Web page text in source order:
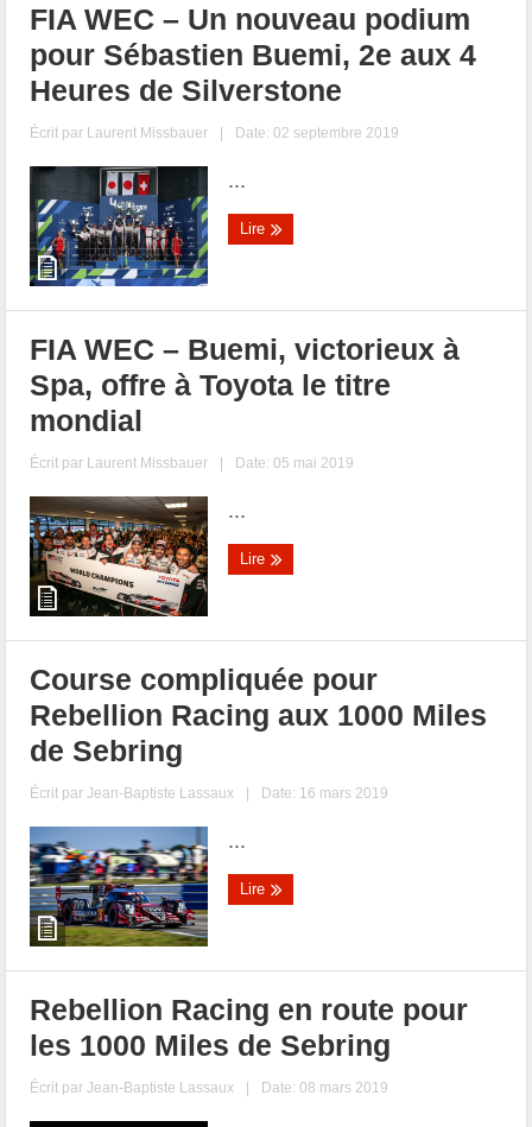
FIA WEC – Un nouveau podium
pour Sébastien Buemi, 2e aux 4
Heures de Silverstone
Écrit par Laurent Missbauer | Date: 02 septembre 2019
...
Lire
FIA WEC – Buemi, victorieux à
Spa, offre à Toyota le titre
mondial
Écrit par Laurent Missbauer | Date: 05 mai 2019
...
Lire
Course compliquée pour
Rebellion Racing aux 1000 Miles
de Sebring
Écrit parJean-Baptiste Lassaux | Date: 16 mars 2019
...
Lire
Rebellion Racing en route pour
les 1000 Miles de Sebring
Écrit parJean-Baptiste Lassaux | Date: 08 mars 2019